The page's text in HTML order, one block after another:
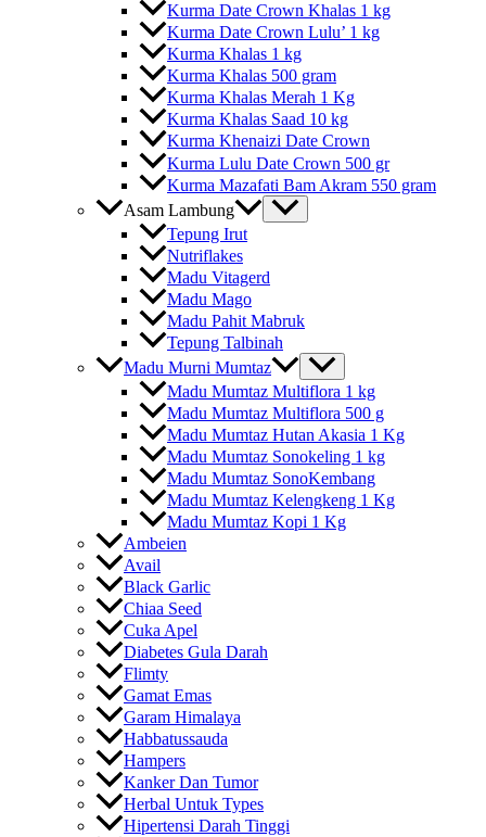
Kurma Date Crown Khalas 1 kg
Kurma Date Crown Lulu’ 1 kg
Kurma Khalas 1 kg
Kurma Khalas 500 gram
Kurma Khalas Merah 1 Kg
Kurma Khalas Saad 10 kg
Kurma Khenaizi Date Crown
Kurma Lulu Date Crown 500 gr
Kurma Mazafati Bam Akram 550 gram
Asam Lambung
Tepung Irut
Nutriflakes
Madu Vitagerd
Madu Mago
Madu Pahit Mabruk
Tepung Talbinah
Madu Murni Mumtaz
Madu Mumtaz Multiflora 1 kg
Madu Mumtaz Multiflora 500 g
Madu Mumtaz Hutan Akasia 1 Kg
Madu Mumtaz Sonokeling 1 kg
Madu Mumtaz SonoKembang
Madu Mumtaz Kelengkeng 1 Kg
Madu Mumtaz Kopi 1 Kg
Ambeien
Avail
Black Garlic
Chiaa Seed
Cuka Apel
Diabetes Gula Darah
Flimty
Gamat Emas
Garam Himalaya
Habbatussauda
Hampers
Kanker Dan Tumor
Herbal Untuk Types
Hipertensi Darah Tinggi